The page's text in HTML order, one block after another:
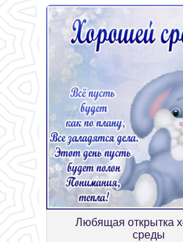
Любящая открытка
среды